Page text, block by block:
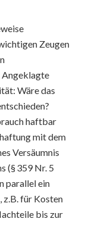
Zeugen
Angeklagte
Wäre das
haftbar
mit dem
Versäumnis
(§ 359 Nr. 5
parallel ein
z.B. für Kosten
bis zur